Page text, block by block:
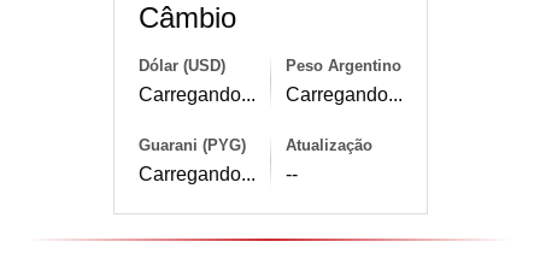
Câmbio
Dólar (USD)
Carregando...
Peso Argentino
Carregando...
Guarani (PYG)
Carregando...
Atualização
--